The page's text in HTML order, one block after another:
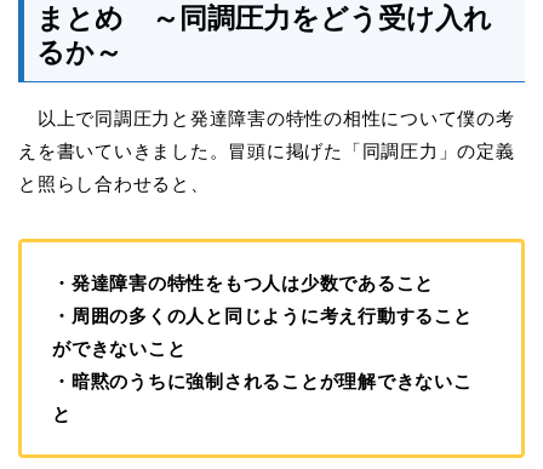
まとめ ～同調圧力をどう受け入れ
るか～
以上で同調圧力と発達障害の特性の相性について僕の考
えを書いていきました。冒頭に掲げた「同調圧力」の定義
と照らし合わせると、
・発達障害の特性をもつ人は少数であること
・周囲の多くの人と同じように考え行動すること
ができないこと
・暗黙のうちに強制されることが理解できないこ
と